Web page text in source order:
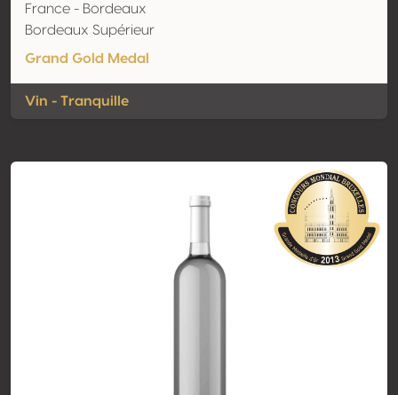
France - Bordeaux
Bordeaux Supérieur
Grand Gold Medal
Vin - Tranquille